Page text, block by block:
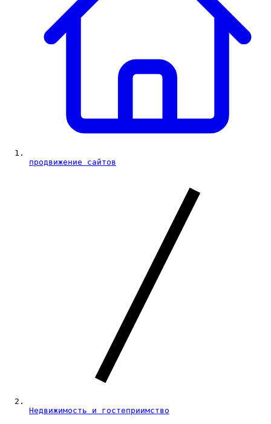
продвижение сайтов
Недвижимость и гостеприимство